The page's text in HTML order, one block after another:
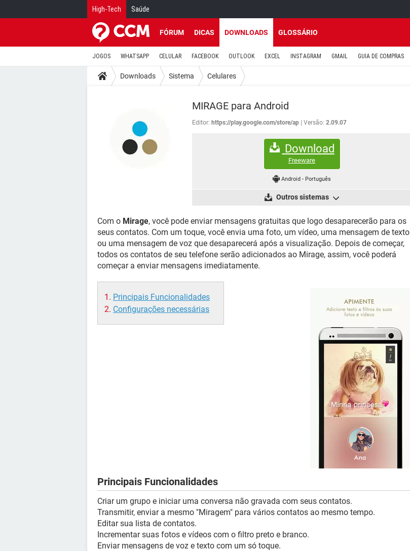
High-Tech Saúde
FÓRUM DICAS DOWNLOADS GLOSSÁRIO
JOGOS WHATSAPP CELULAR FACEBOOK OUTLOOK EXCEL INSTAGRAM GMAIL GUIA DE COMPRAS
Downloads Sistema Celulares
MIRAGE para Android
Editor: https://play.google.com/store/ap Versão: 2.09.07
Download
Freeware
Android- Português
Outros sistemas
Com o Mirage, você pode enviar mensagens gratuitas que logo desaparecerão para os
seus contatos. Com um toque, você envia uma foto, um vídeo, uma mensagem de texto
ou uma mensagem de voz que desaparecerá após a visualização. Depois de começar,
todos os contatos de seu telefone serão adicionados ao Mirage, assim, você poderá
começar a enviar mensagens imediatamente.
Principais Funcionalidades
Configurações necessárias
Principais Funcionalidades
Criar um grupo e iniciar uma conversa não gravada com seus contatos.
Transmitir, enviar a mesmo "Miragem" para vários contatos ao mesmo tempo.
Editar sua lista de contatos.
Incrementar suas fotos e vídeos com o filtro preto e branco.
Enviar mensagens de voz e texto com um só toque.